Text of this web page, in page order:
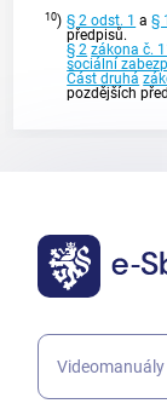
10) § 2 odst. 1 a§
předpisů.
§ 2 zákona č.
sociální
Část druhá
pozdějších